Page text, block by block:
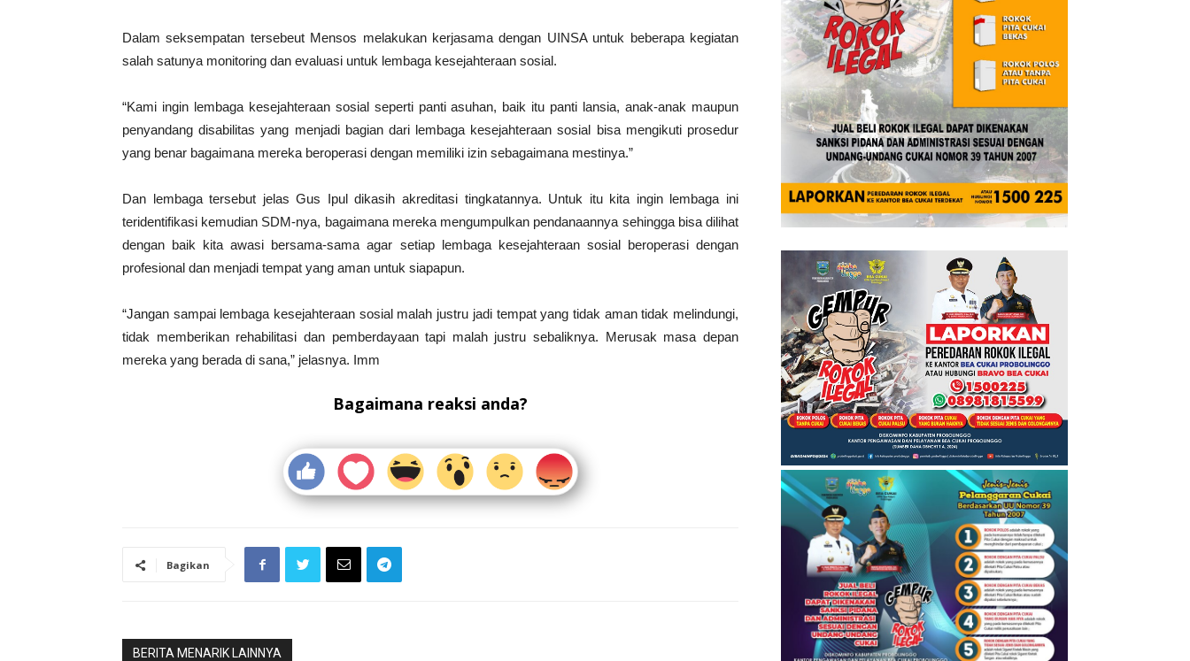
Dalam seksempatan tersebeut Mensos melakukan kerjasama dengan UINSA untuk beberapa kegiatan
salah satunya monitoring dan evaluasi untuk lembaga kesejahteraan sosial.
“Kami ingin lembaga kesejahteraan sosial seperti panti asuhan, baik itu panti lansia, anak-anak maupun
penyandang disabilitas yang menjadi bagian dari lembaga kesejahteraan sosial bisa mengikuti prosedur
yang benar bagaimana mereka beroperasi dengan memiliki izin sebagaimana mestinya.”
Dan lembaga tersebut jelas Gus Ipul dikasih akreditasi tingkatannya. Untuk itu kita ingin lembaga ini
teridentifikasi kemudian SDM-nya, bagaimana mereka mengumpulkan pendanaannya sehingga bisa dilihat
dengan baik kita awasi bersama-sama agar setiap lembaga kesejahteraan sosial beroperasi dengan
profesional dan menjadi tempat yang aman untuk siapapun.
“Jangan sampai lembaga kesejahteraan sosial malah justru jadi tempat yang tidak aman tidak melindungi,
tidak memberikan rehabilitasi dan pemberdayaan tapi malah justru sebaliknya. Merusak masa depan
mereka yang berada di sana,” jelasnya. Imm
Bagaimana reaksi anda?
Bagikan
BERITA MENARIK LAINNYA